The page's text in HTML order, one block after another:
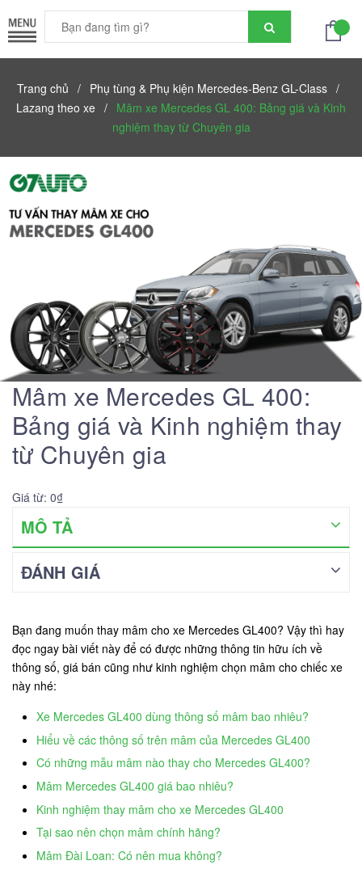
Trang chủ / Phụ tùng & Phụ kiện Mercedes-Benz GL-Class /
Lazang theo xe / Mâm xe Mercedes GL 400: Bảng giá và Kinh
nghiệm thay từ Chuyên gia
Mâm xe Mercedes GL 400:
Bảng giá và Kinh nghiệm thay
từ Chuyên gia
Giá từ: 0₫
MÔ TẢ
ĐÁNH GIÁ
Bạn đang muốn thay mâm cho xe Mercedes GL400? Vậy thì hay
đọc ngay bài viết này để có được những thông tin hữu ích về
thông số, giá bán cũng như kinh nghiệm chọn mâm cho chiếc xe
này nhé:
Xe Mercedes GL400 dùng thông số mâm bao nhiêu?
Hiểu về các thông số trên mâm của Mercedes GL400
Có những mẫu mâm nào thay cho Mercedes GL400?
Mâm Mercedes GL400 giá bao nhiêu?
Kinh nghiệm thay mâm cho xe Mercedes GL400
Tại sao nên chọn mâm chính hãng?
Mâm Đài Loan: Có nên mua không?